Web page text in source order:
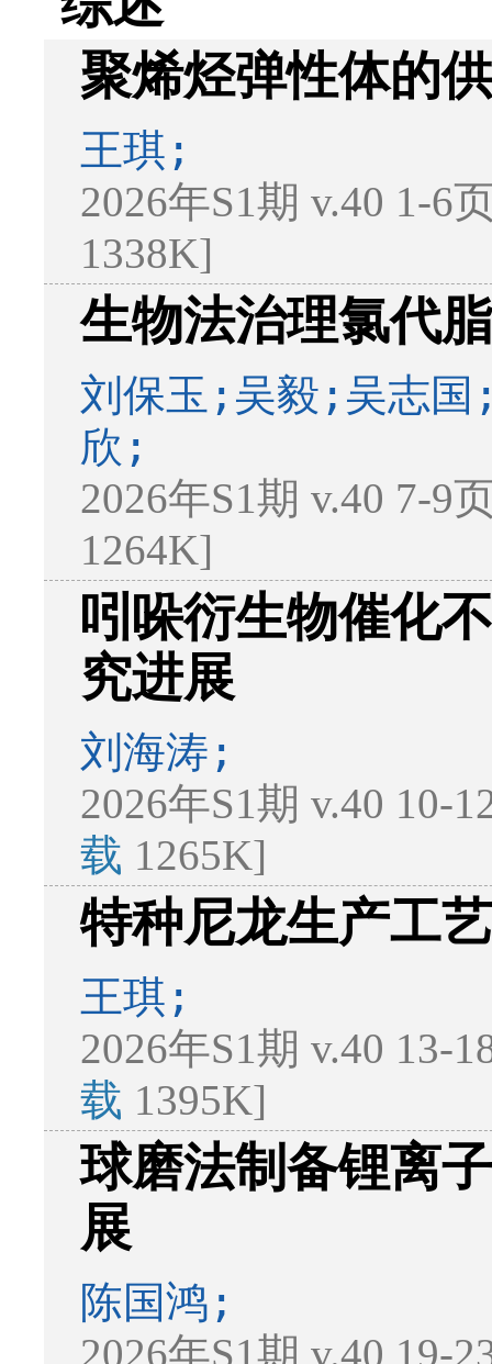
聚烯烃弹性体的
王琪;
2026年S1期 v.40 1-6
1338K]
生物法治理氯代
刘保玉;吴毅;吴志
欣;
2026年S1期 v.40 7-9
1264K]
吲哚衍生物催化
究进展
刘海涛;
2026年S1期 v.40 10-
载 1265K]
特种尼龙生产工
王琪;
2026年S1期 v.40 13-
载 1395K]
球磨法制备锂离
展
陈国鸿;
2026年S1期 v.40 19-